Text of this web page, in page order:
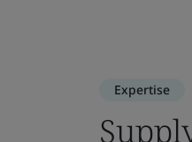
Expertise